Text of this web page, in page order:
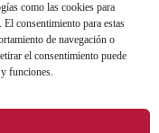
como las cookies para
consentimiento para estas
de navegación o
el consentimiento puede
funciones.